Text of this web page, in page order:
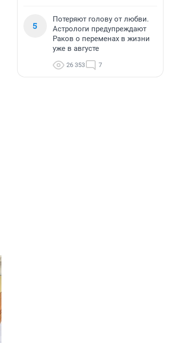
5
Потеряют голову от любви.
Астрологи предупреждают
Раков о переменах в жизни
уже в августе
26 353 7